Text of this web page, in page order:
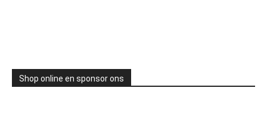
Shop online en sponsor ons